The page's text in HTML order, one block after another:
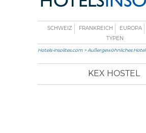
SCHWEIZ FRANKREICH EUROPA
TYPEN
Hotels-insolites.com >Außergewöhnliches Hotel
KEX HOSTEL